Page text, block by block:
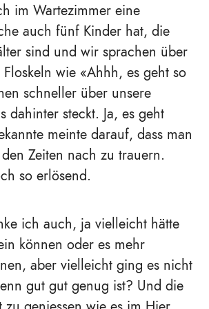
im Wartezimmer eine
auch fünf Kinder hat, die
sind und wir sprachen über
Floskeln wie «Ahhh, es geht so
schneller über unsere
dahinter steckt. Ja, es geht
meinte darauf, dass man
Zeiten nach zu trauern.
so erlösend.
ich auch, ja vielleicht hätte
können oder es mehr
aber vielleicht ging es nicht
gut gut genug ist? Und die